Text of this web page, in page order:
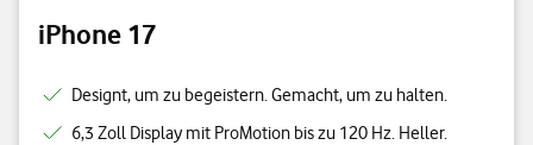
iPhone 17
Designt, um zu begeistern. Gemacht, um zu halten.
6,3 Zoll Display mit ProMotion bis zu 120 Hz. Heller.